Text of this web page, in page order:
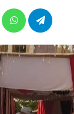
تيلقرام